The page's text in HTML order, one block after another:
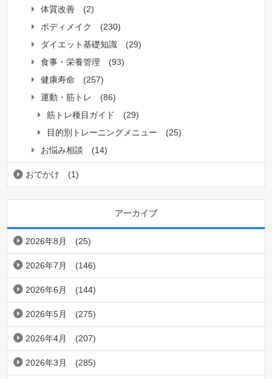
体質改善
(2)
ボディメイク
(230)
ダイエット基礎知識
(29)
食事・栄養管理
(93)
健康寿命
(257)
運動・筋トレ
(86)
筋トレ種目ガイド
(29)
目的別トレーニングメニュー
(25)
お悩み相談
(14)
おでかけ (1)
アーカイブ
2026年8月 (25)
2026年7月 (146)
2026年6月 (144)
2026年5月 (275)
2026年4月 (207)
2026年3月 (285)